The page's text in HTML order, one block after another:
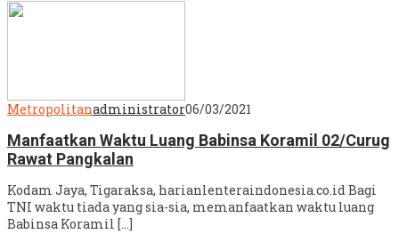
Metropolitanadministrator06/03/2021
Manfaatkan Waktu Luang Babinsa Koramil 02/Curug
Rawat Pangkalan
Kodam Jaya, Tigaraksa, harianlenteraindonesia.co.id Bagi
TNI waktu tiada yang sia-sia, memanfaatkan waktu luang
Babinsa Koramil […]